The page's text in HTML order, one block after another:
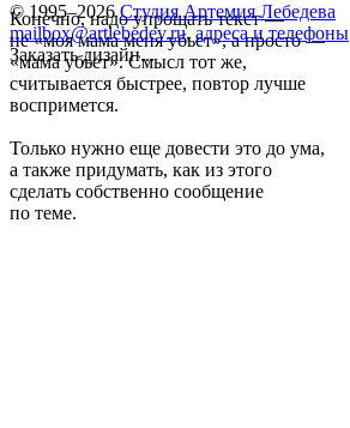
Конечно, надо упрощать текст —
не «моя мама меня убьет», а просто —
«мама убьет». Смысл тот же,
считывается быстрее, повтор лучше
воспримется.
Только нужно еще довести это до ума,
а также придумать, как из этого
сделать собственно сообщение
по теме.
© 1995–2026 Студия Артемия Лебедева
mailbox@artlebedev.ru, адреса и телефоны
Заказать дизайн...